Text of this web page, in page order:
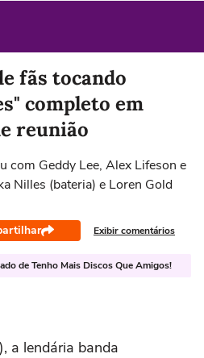
fãs tocando
completo em
reunião
com Geddy Lee, Alex Lifeson e
Nilles (bateria) e Loren Gold
Exibir comentários
de Tenho Mais Discos Que Amigos!
a lendária banda